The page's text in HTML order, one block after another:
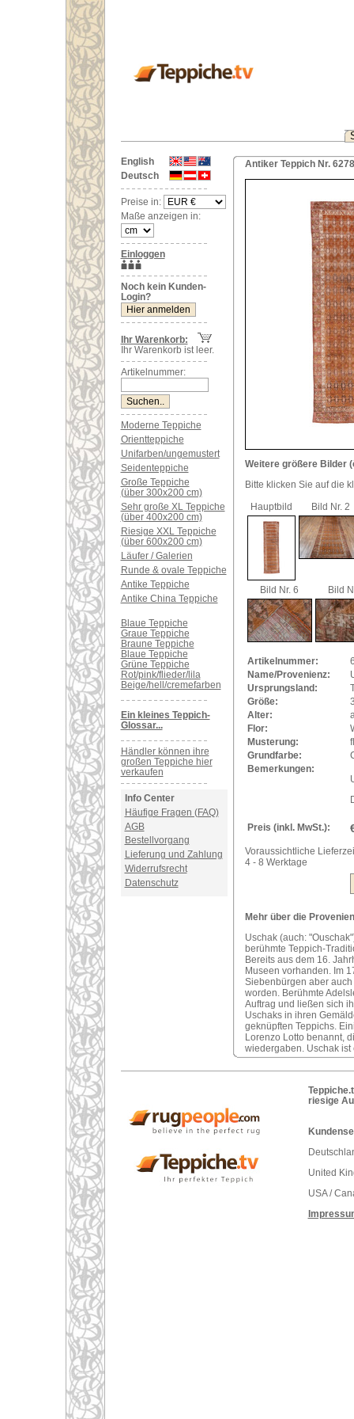
English
Deutsch
Preise in:
Maße anzeigen in:
Einloggen
Noch kein Kunden-
Login?
Ihr Warenkorb:
Ihr Warenkorb ist leer.
Artikelnummer:
Moderne Teppiche
Orientteppiche
Unifarben/ungemustert
Seidenteppiche
Große Teppiche
(über 300x200 cm)
Sehr große XL Teppiche
(über 400x200 cm)
Riesige XXL Teppiche
(über 600x200 cm)
Läufer / Galerien
Runde & ovale Teppiche
Antike Teppiche
Antike China Teppiche
Blaue Teppiche
Graue Teppiche
Braune Teppiche
Blaue Teppiche
Grüne Teppiche
Rot/pink/flieder/lila
Beige/hell/cremefarben
Ein kleines Teppich-
Glossar...
Händler können ihre
großen Teppiche hier
verkaufen
Info Center
Häufige Fragen (FAQ)
AGB
Bestellvorgang
Lieferung und Zahlung
Widerrufsrecht
Datenschutz
Antiker Teppich Nr.
Weitere größere Bilder
Bitte klicken Sie auf die
Hauptbild
Bild Nr. 2
Bild Nr. 6 Bild
Artikelnummer:
Name/Provenienz:
Ursprungsland:
Größe:
Alter:
Flor:
Musterung:
Grundfarbe:
Bemerkungen:
Preis (inkl. MwSt.):
Voraussichtliche
4 - 8 Werktage
Mehr über die
Uschak (auch:
berühmte Teppich-
Bereits aus dem 16.
Museen vorhanden. Im
Siebenbürgen aber
worden. Berühmte
Auftrag und ließen sich
Uschaks in ihren
geknüpften Teppichs.
Lorenzo Lotto benannt,
wiedergaben. Uschak
riesige
United
USA /